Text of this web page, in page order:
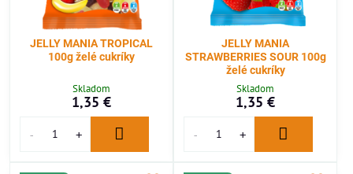
JELLY MANIA TROPICAL
100g želé cukríky
Skladom
1,35 €
JELLY MANIA
STRAWBERRIES SOUR 100g
želé cukríky
Skladom
1,35 €